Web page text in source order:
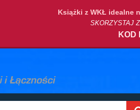
Książki z WKŁ idealne
SKORZYSTAJ
KOD